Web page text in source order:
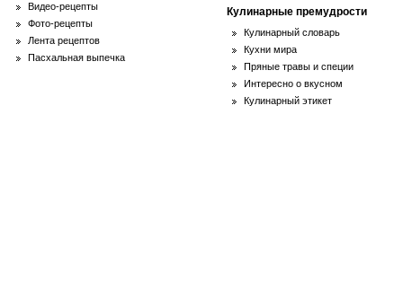
Видео-рецепты
Фото-рецепты
Лента рецептов
Пасхальная выпечка
Кулинарные премудрости
Кулинарный словарь
Кухни мира
Пряные травы и специи
Интересно о вкусном
Кулинарный этикет